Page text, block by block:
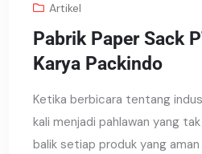
Artikel
Pabrik Paper Sack
Karya Packindo
Ketika berbicara tentang
kali menjadi pahlawan yang
balik setiap produk yang